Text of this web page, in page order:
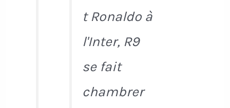
t Ronaldo à
l'Inter, R9
se fait
chambrer